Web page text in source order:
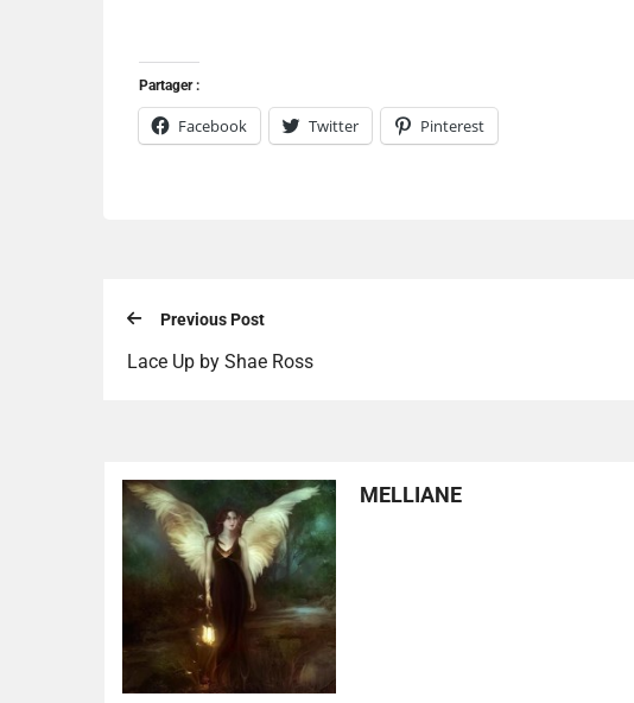
Partager :
Facebook Twitter Pinterest
Previous Post
Lace Up by Shae Ross
MELLIANE